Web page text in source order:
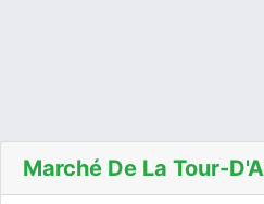
Marché De La Tour-